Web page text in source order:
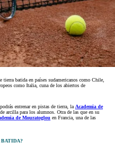
tierra batida en países sudamericanos como Chile,
como Italia, cuna de los abiertos de
entrenar en pistas de tierra, laAcademia de
arcilla para los alumnos. Otra de las que en su
de Mouratoglou en Francia, una de las
BATIDA?